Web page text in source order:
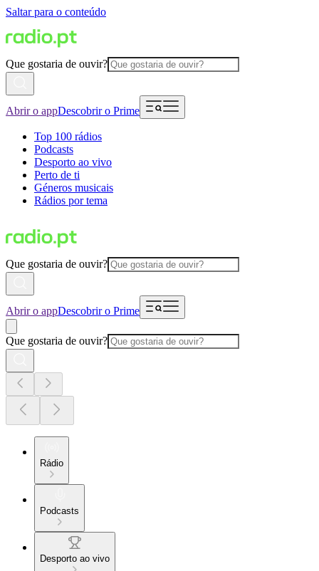
Saltar para o conteúdo
Que gostaria de ouvir?
Abrir o appDescobrir o Prime
Top 100 rádios
Podcasts
Desporto ao vivo
Perto de ti
Géneros musicais
Rádios por tema
Que gostaria de ouvir?
Abrir o appDescobrir o Prime
Que gostaria de ouvir?
Rádio
Podcasts
Desporto ao vivo